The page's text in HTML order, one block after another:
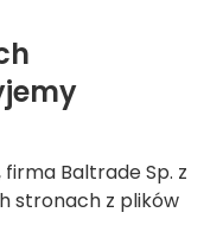
Baltrade Sp. z
stronach z plików